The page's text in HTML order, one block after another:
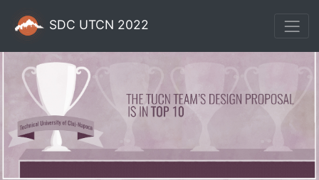
SDC UTCN 2022